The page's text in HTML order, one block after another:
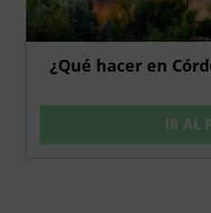
¿Qué hacer en
IR AL